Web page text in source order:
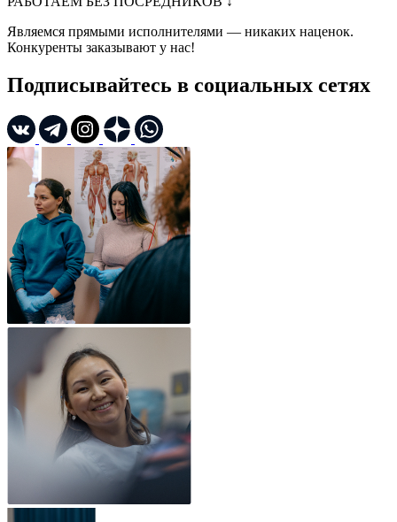
Являемся прямыми исполнителями — никаких наценок.
Конкуренты заказывают у нас!
Подписывайтесь в социальных сетях